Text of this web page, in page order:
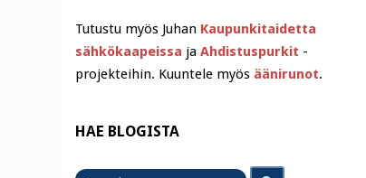
Tutustu myös Juhan Kaupunkitaidetta
sähkökaapeissa ja Ahdistuspurkit -
projekteihin. Kuuntele myös äänirunot.
HAE BLOGISTA